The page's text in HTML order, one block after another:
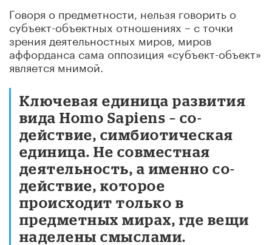
Говоря о предметности, нельзя говорить о
субъект-объектных отношениях – с точки
зрения деятельностных миров, миров
аффорданса сама оппозиция «субъект-объект»
является мнимой.
Ключевая единица развития
вида Homo Sapiens – со-
действие, симбиотическая
единица. Не совместная
деятельность, а именно со-
действие, которое
происходит только в
предметных мирах, где вещи
наделены смыслами.